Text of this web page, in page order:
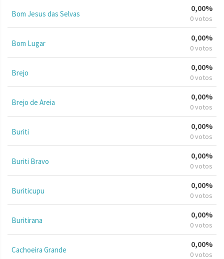
Bom Jesus das Selvas
0,00%
0 votos
Bom Lugar
0,00%
0 votos
Brejo
0,00%
0 votos
Brejo de Areia
0,00%
0 votos
Buriti
0,00%
0 votos
Buriti Bravo
0,00%
0 votos
Buriticupu
0,00%
0 votos
Buritirana
0,00%
0 votos
Cachoeira Grande
0,00%
0 votos